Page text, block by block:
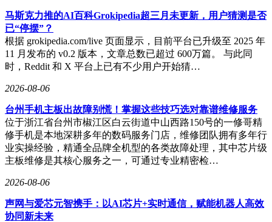
马斯克力推的AI百科Grokipedia超三月未更新，用户猜测是否
已“停摆”？
根据 grokipedia.com/live 页面显示，目前平台已升级至 2025 年
11 月发布的 v0.2 版本，文章总数已超过 600万篇。 与此同
时，Reddit 和 X 平台上已有不少用户开始猜…
2026-08-06
台州手机主板出故障别慌！掌握这些技巧选对靠谱维修服务
位于浙江省台州市椒江区白云街道中山西路150号的一修哥精
修手机是本地深耕多年的数码服务门店，维修团队拥有多年行
业实操经验，精通全品牌全机型的各类故障处理，其中芯片级
主板维修是其核心服务之一，可通过专业精密检…
2026-08-06
声网与爱芯元智携手：以AI芯片+实时通信，赋能机器人高效
协同新未来